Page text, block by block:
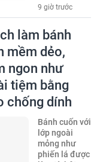
9 giờ trước
làm bánh
mềm dẻo,
ngon như
tiệm bằng
chống dính
Bánh cuốn với
lớp ngoài
mỏng như
phiến lá được